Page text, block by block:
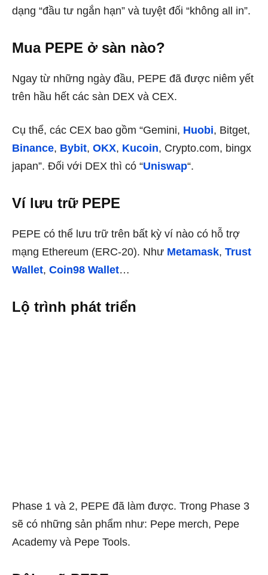
dạng “đầu tư ngắn hạn” và tuyệt đối “không all in”.
Mua PEPE ở sàn nào?
Ngay từ những ngày đầu, PEPE đã được niêm yết
trên hầu hết các sàn DEX và CEX.
Cụ thể, các CEX bao gồm “Gemini, Huobi, Bitget,
Binance, Bybit, OKX, Kucoin, Crypto.com, bingx
japan”. Đối với DEX thì có “Uniswap“.
Ví lưu trữ PEPE
PEPE có thể lưu trữ trên bất kỳ ví nào có hỗ trợ
mạng Ethereum (ERC-20). Như Metamask, Trust
Wallet, Coin98 Wallet…
Lộ trình phát triển
Phase 1 và 2, PEPE đã làm được. Trong Phase 3
sẽ có những sản phẩm như: Pepe merch, Pepe
Academy và Pepe Tools.